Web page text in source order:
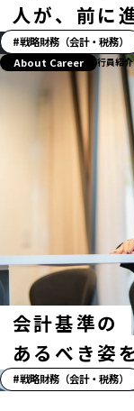
人が、前に
「ス
ト
ー
グ
戦略財務（会計・税務）
会計基準の
あるべき姿
About Career 行員紹介
「ス戦略財務（会計・税務）